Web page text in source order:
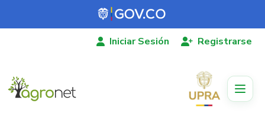
Pasar al contenido principal
Iniciar Sesión Registrarse